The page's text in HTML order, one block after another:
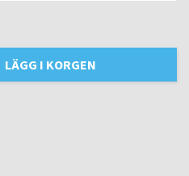
LÄGG I KORGEN